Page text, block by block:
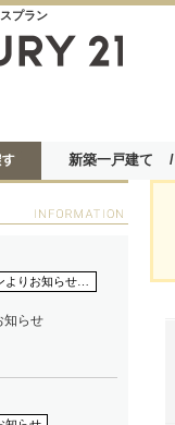
プラン
新築一戸建て